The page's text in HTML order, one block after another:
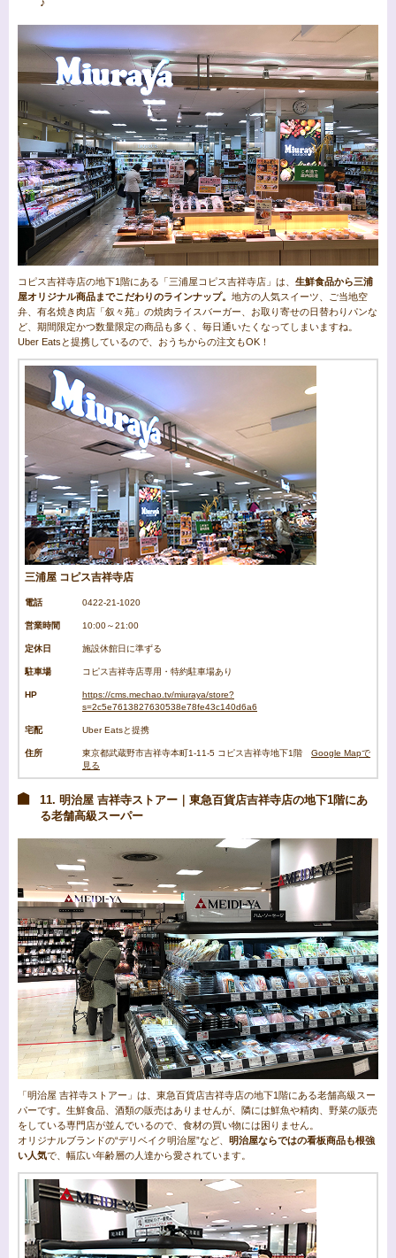
コピス吉祥寺店の地下1階にある「三浦屋コピス吉祥寺店」は、 生鮮食品から三浦
屋オリジナル商品までこだわりのラインナップ。 地方の人気スイーツ、ご当地空
弁、有名焼き肉店「叙々苑」の焼肉ライスバーガー、お取り寄せの日替わりパンな
ど、期間限定かつ数量限定の商品も多く、毎日通いたくなってしまいますね。
Uber Eatsと提携しているので、おうちからの注文もOK！
三浦屋 コピス吉祥寺店
電話 0422-21-1020
営業時間 10:00～21:00
定休日 施設休館日に準ずる
駐車場 コピス吉祥寺店専用・特約駐車場あり
HP
https://cms.mechao.tv/miuraya/store?
s=2c5e7613827630538e78fe43c140d6a6
宅配 Uber Eatsと提携
住所 東京都武蔵野市吉祥寺本町1-11-5 コピス吉祥寺地下1階 Google Mapで
見る
11. 明治屋 吉祥寺ストアー｜東急百貨店吉祥寺店の地下1階にあ
る老舗高級スーパー
「明治屋 吉祥寺ストアー」は、東急百貨店吉祥寺店の地下1階にある老舗高級スー
パーです。生鮮食品、酒類の販売はありませんが、隣には鮮魚や精肉、野菜の販売
をしている専門店が並んでいるので、食材の買い物には困りません。
オリジナルブランドの“デリベイク明治屋”など、 明治屋ならではの看板商品も根強
い人気で、幅広い年齢層の人達から愛されています。